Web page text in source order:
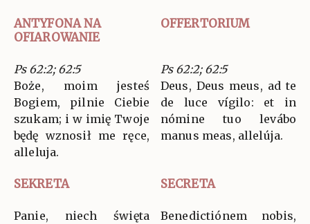
ANTYFONA NA
OFIAROWANIE
OFFERTORIUM
Ps 62:2; 62:5
Boże, moim jesteś
Bogiem, pilnie Ciebie
szukam; i w imię Twoje
będę wznosił me ręce,
alleluja.
Ps 62:2; 62:5
Deus, Deus meus, ad te
de luce vígilo: et in
nómine tuo levábo
manus meas, allelúja.
SEKRETA SECRETA
Panie, niech święta
Benedictiónem nobis,